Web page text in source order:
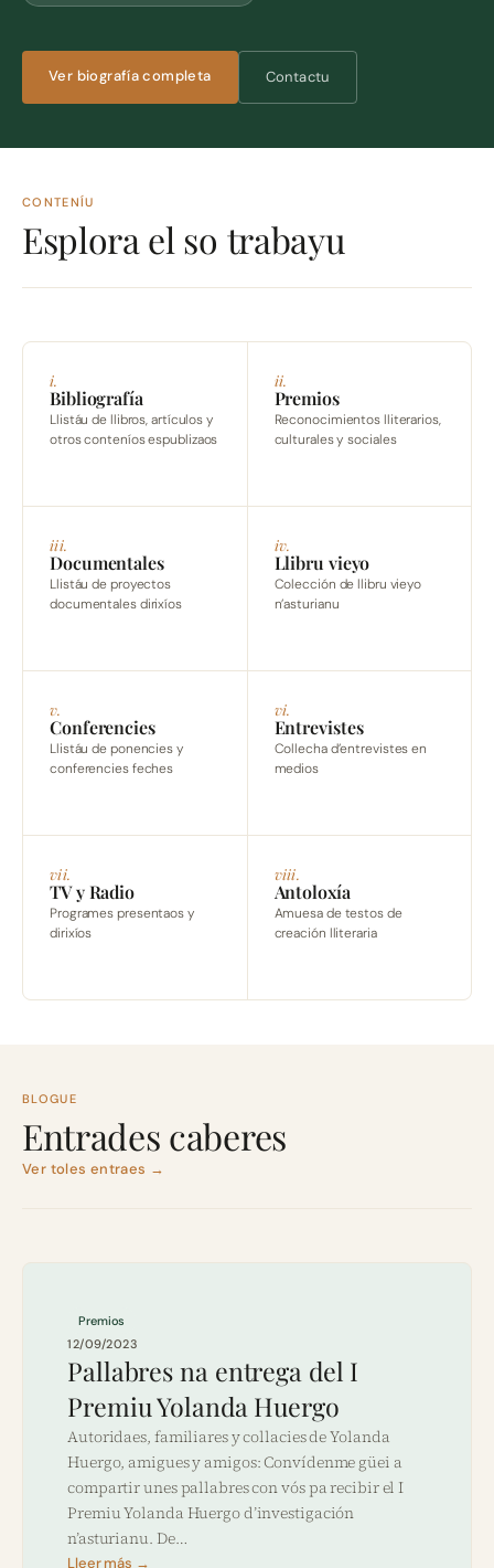
Ver biografía completa Contactu
CONTENÍU
Esplora el so trabayu
i.
Bibliografía
Llistáu de llibros, artículos y
otros conteníos espublizaos
ii.
Premios
Reconocimientos lliterarios,
culturales y sociales
iii.
Documentales
Llistáu de proyectos
documentales dirixíos
iv.
Llibru vieyo
Colección de llibru vieyo
n’asturianu
v.
Conferencies
Llistáu de ponencies y
conferencies feches
vi.
Entrevistes
Collecha d’entrevistes en
medios
vii.
TV y Radio
Programes presentaos y
dirixíos
viii.
Antoloxía
Amuesa de testos de
creación lliteraria
BLOGUE
Entrades caberes
Ver toles entraes →
Premios
12/09/2023
Pallabres na entrega del I
Premiu Yolanda Huergo
Autoridaes, familiares y collacies de Yolanda
Huergo, amigues y amigos: Convídenme güei a
compartir unes pallabres con vós pa recibir el I
Premiu Yolanda Huergo d’investigación
n’asturianu. De…
Lleer más →